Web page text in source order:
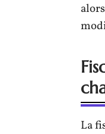
La